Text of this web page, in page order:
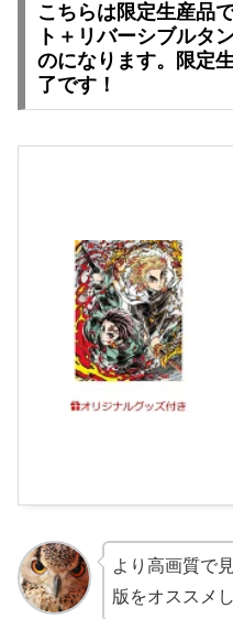
こちらは限定生産品
ト＋リバーシブルタ
のになります。限定
了です！
より高画質で
版をオススメし